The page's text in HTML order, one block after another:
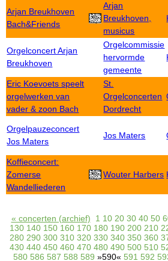
Arjan Breukhoven
Bach&Friends
Arjan
Breukhoven,
musicus
Orgelconcert Arjan
Breukhoven
Orgelcommissie
hervormde
gemeente
Eric Koevoets speelt
orgelwerken van
vader & zoon Bach
St.
Orgelconcerten
Dordrecht
Orgelpauzeconcert
Jos Maters
Jos Maters
Koffieconcert:
Zomerse
Wandelliederen
Wouter Harbers
« concerten (archief) 1 10 20 30 40 50
130 140 150 160 170 180 190 200 210
280 290 300 310 320 330 340 350 360
430 440 450 460 470 480 490 500 510
580 586 587 588 589 »590« 591 592